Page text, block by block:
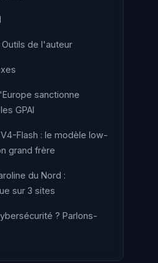
de l'auteur
sanctionne
GPAI
Flash : le modèle low-
grand frère
du Nord :
sur 3 sites
? Parlons-